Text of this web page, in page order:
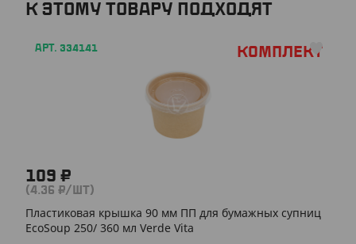
К ЭТОМУ ТОВАРУ ПОДХОДЯТ
АРТ. 334141 Комплект
109 ₽
(4.36 ₽/ШТ)
Пластиковая крышка 90 мм ПП для бумажных супниц
EcoSoup 250/ 360 мл Verde Vita